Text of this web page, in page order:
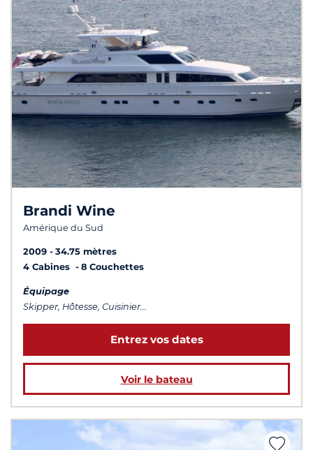
Brandi Wine
Amérique du Sud
2009
34.75 mètres
4 Cabines
8 Couchettes
Équipage
Skipper, Hôtesse, Cuisinier...
Entrez vos dates
Voir le bateau